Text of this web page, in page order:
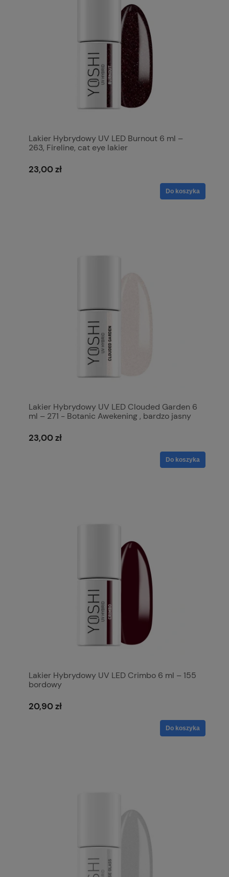
Lakier Hybrydowy UV LED Burnout 6 ml –
263, Fireline, cat eye lakier
23,00 zł
Do koszyka
Lakier Hybrydowy UV LED Clouded Garden 6
ml – 271 - Botanic Awekening , bardzo jasny
23,00 zł
Do koszyka
Lakier Hybrydowy UV LED Crimbo 6 ml – 155
bordowy
20,90 zł
Do koszyka